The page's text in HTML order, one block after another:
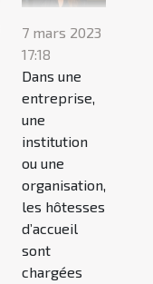
7 mars 2023
17:18
Dans une
entreprise,
une
institution
ou une
organisation,
les hôtesses
d’accueil
sont
chargées